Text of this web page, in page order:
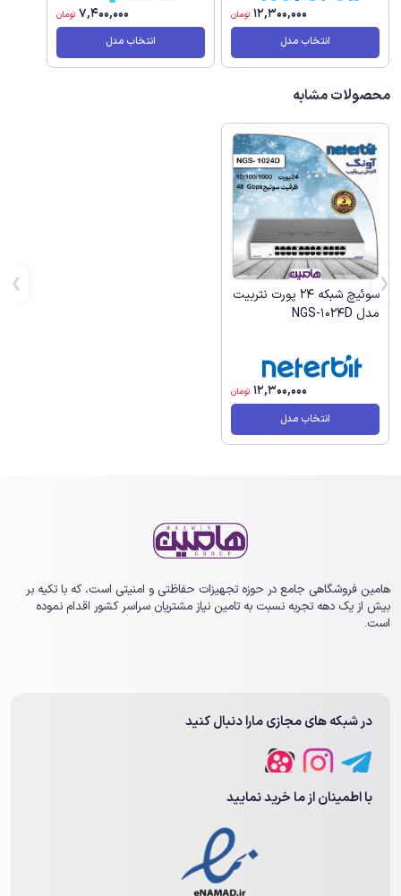
12,300,000 تومان
انتخاب مدل
7,400,000 تومان
انتخاب مدل
محصولات مشابه
سوئیچ شبکه 24 پورت نتربیت
مدل NGS-1024D
12,300,000 تومان
انتخاب مدل
هامین فروشگاهی جامع در حوزه تجهیزات حفاظتی و امنیتی است، که با تکیه بر
بیش از یک ‏دهه تجربه نسبت به تامین نیاز مشتریان سراسر کشور اقدام نموده
است.
در شبکه های مجازی مارا دنبال کنید
با اطمینان از ما خرید نمایید